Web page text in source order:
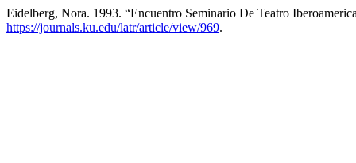
Eidelberg, Nora. 1993. “Encuentro Seminario De Teatro
https://journals.ku.edu/latr/article/view/969.